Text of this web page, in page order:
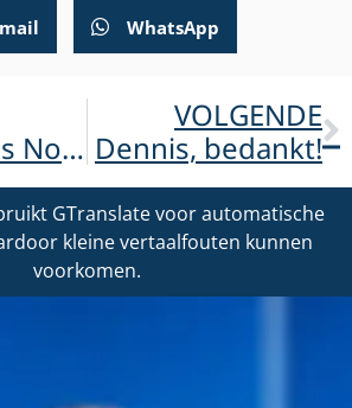
WhatsApp
Loop net als Norah het Pieterpad voor ADOA!!
VOLGENDE
Dennis, bedankt!
GTranslate voor automatische
kleine vertaalfouten kunnen
voorkomen.